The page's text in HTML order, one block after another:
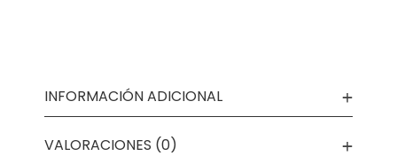
INFORMACIÓN ADICIONAL
VALORACIONES (0)